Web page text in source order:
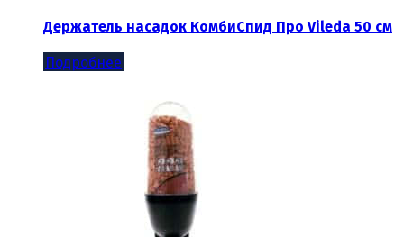
Держатель насадок КомбиСпид Про Vileda 50 см
Подробнее